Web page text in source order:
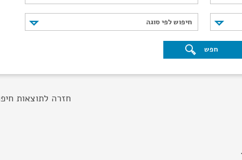
חיפוש לפי סוגה
חיפוש לפי סוגה
חפש
חזרה לתוצאות